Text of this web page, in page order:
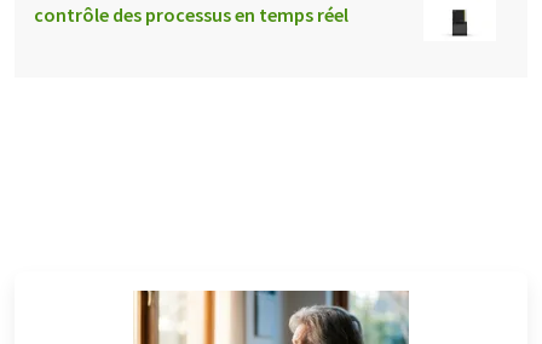
contrôle des processus en temps réel